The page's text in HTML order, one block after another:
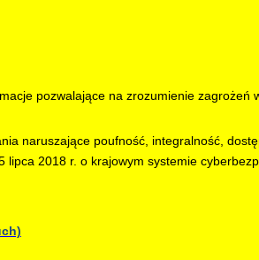
pozwalające na zrozumienie zagrożeń
naruszające poufność, integralność,
2018 r. o krajowym systemie